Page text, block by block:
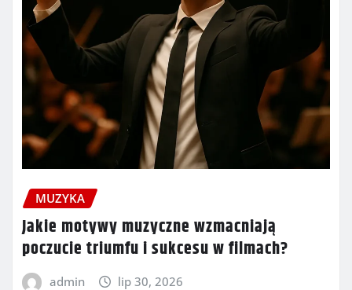
MUZYKA
Jakie motywy muzyczne wzmacniają
poczucie triumfu i sukcesu w filmach?
admin lip 30, 2026